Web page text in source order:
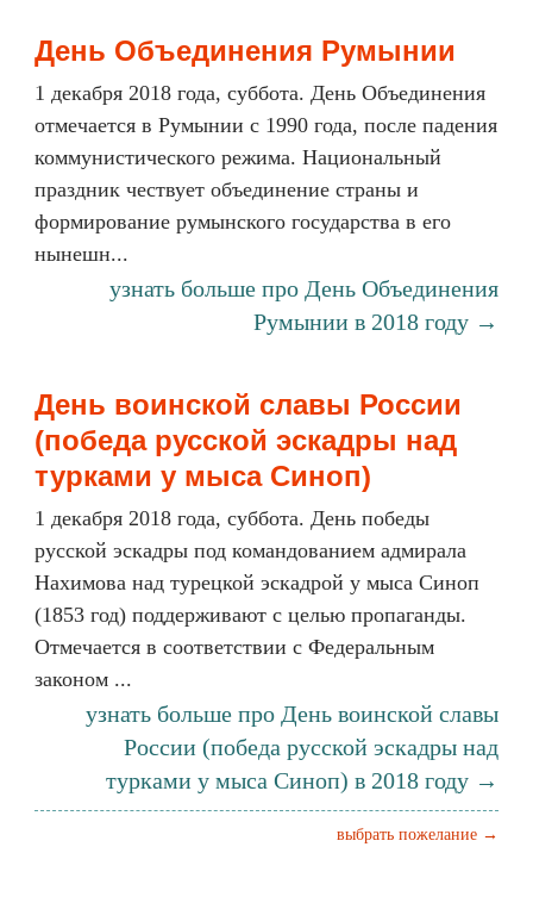
День Объединения Румынии
1 декабря 2018 года, суббота. День Объединения
отмечается в Румынии с 1990 года, после падения
коммунистического режима. Национальный
праздник чествует объединение страны и
формирование румынского государства в его
нынешн...
узнать больше про День Объединения
Румынии в 2018 году →
День воинской славы России
(победа русской эскадры над
турками у мыса Синоп)
1 декабря 2018 года, суббота. День победы
русской эскадры под командованием адмирала
Нахимова над турецкой эскадрой у мыса Синоп
(1853 год) поддерживают с целью пропаганды.
Отмечается в соответствии с Федеральным
законом ...
узнать больше про День воинской славы
России (победа русской эскадры над
турками у мыса Синоп) в 2018 году →
выбрать пожелание →